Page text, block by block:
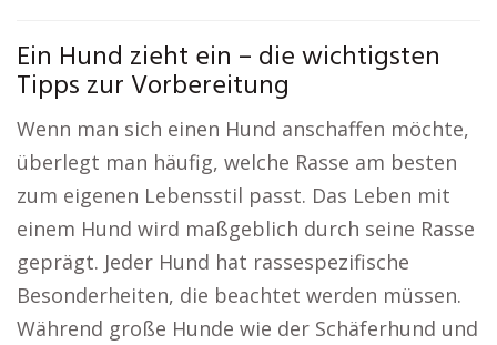
Ein Hund zieht ein – die wichtigsten
Tipps zur Vorbereitung
Wenn man sich einen Hund anschaffen möchte,
überlegt man häufig, welche Rasse am besten
zum eigenen Lebensstil passt. Das Leben mit
einem Hund wird maßgeblich durch seine Rasse
geprägt. Jeder Hund hat rassespezifische
Besonderheiten, die beachtet werden müssen.
Während große Hunde wie der Schäferhund und